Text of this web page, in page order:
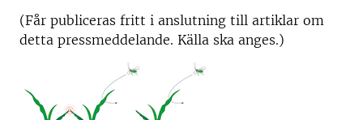
(Får publiceras fritt i anslutning till artiklar om
detta pressmeddelande. Källa ska anges.)